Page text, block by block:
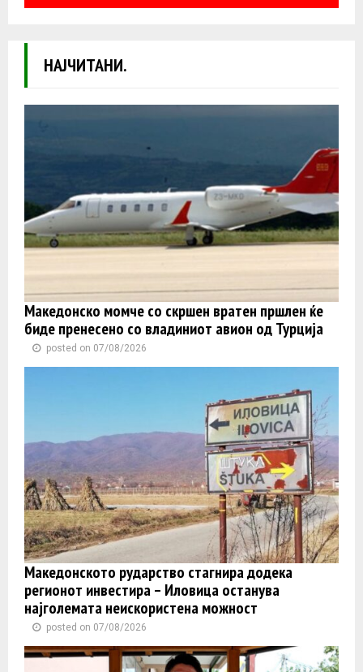
НАЈЧИТАНИ.
Македонско момче со скршен вратен пршлен ќе
биде пренесено со владиниот авион од Турција
posted on 07/08/2026
Македонското рударство стагнира додека
регионот инвестира – Иловица останува
најголемата неискористена можност
posted on 07/08/2026